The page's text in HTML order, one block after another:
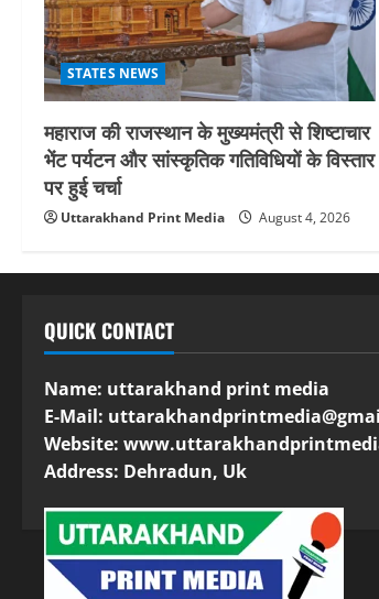
STATES NEWS
महाराज की राजस्थान के मुख्यमंत्री से शिष्टाचार
भेंट पर्यटन और सांस्कृतिक गतिविधियों के विस्तार
पर हुई चर्चा
Uttarakhand Print Media August 4, 2026
QUICK CONTACT
Name: uttarakhand print media
E-Mail:
Website:
Address: Dehradun, Uk